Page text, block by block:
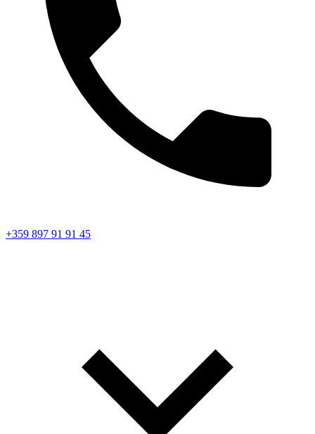
+359 897 91 91 45